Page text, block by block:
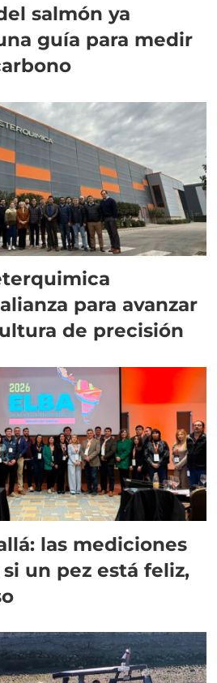
salmón ya
guía para medir
para avanzar
de precisión
las mediciones
un pez está feliz,